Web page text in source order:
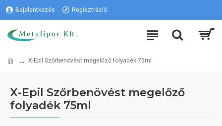
Bejelentkezés Regisztráció
X-Epil Szőrbenövést megelőző folyadék 75ml
X-Epil Szőrbenövést megelőző
folyadék 75ml